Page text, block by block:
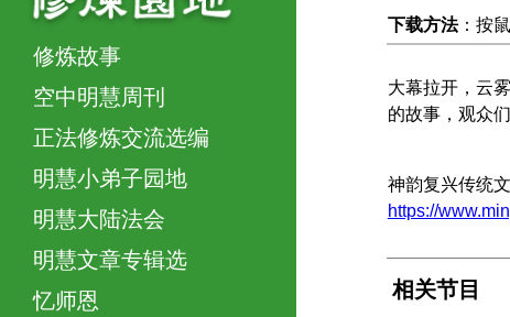
修炼故事
空中明慧周刊
正法修炼交流选编
明慧小弟子园地
明慧大陆法会
明慧文章专辑选
忆师恩
下载方法：按
大幕拉开，云
的故事，观众
神韵复兴传统
https://
相关节目